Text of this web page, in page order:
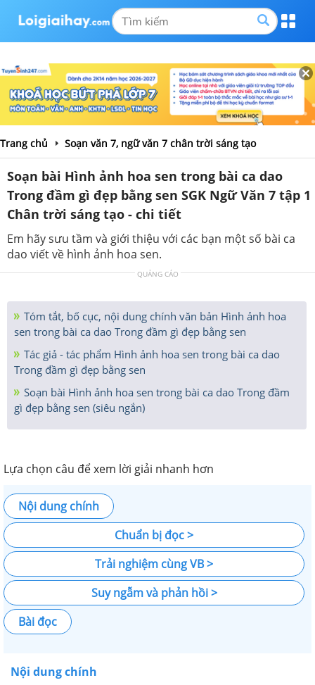
Trang chủ Soạn văn 7, ngữ văn 7 chân trời sáng tạo
Soạn bài Hình ảnh hoa sen trong bài ca dao
Trong đầm gì đẹp bằng sen SGK Ngữ Văn 7 tập 1
Chân trời sáng tạo - chi tiết
Em hãy sưu tầm và giới thiệu với các bạn một số bài ca
dao viết về hình ảnh hoa sen.
QUẢNG CÁO
Tóm tắt, bố cục, nội dung chính văn bản Hình ảnh hoa
sen trong bài ca dao Trong đầm gì đẹp bằng sen
Tác giả - tác phẩm Hình ảnh hoa sen trong bài ca dao
Trong đầm gì đẹp bằng sen
Soạn bài Hình ảnh hoa sen trong bài ca dao Trong đầm
gì đẹp bằng sen (siêu ngắn)
Lựa chọn câu để xem lời giải nhanh hơn
Nội dung chính
Chuẩn bị đọc >
Trải nghiệm cùng VB >
Suy ngẫm và phản hồi >
Bài đọc
Nội dung chính